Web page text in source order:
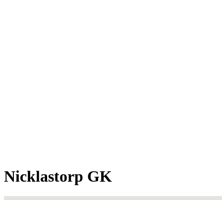
Nicklastorp GK